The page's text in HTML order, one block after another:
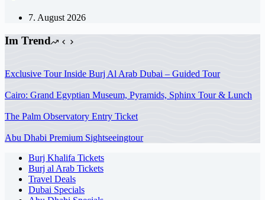
7. August 2026
Im Trend
Exclusive Tour Inside Burj Al Arab Dubai – Guided Tour
Cairo: Grand Egyptian Museum, Pyramids, Sphinx Tour & Lunch
The Palm Observatory Entry Ticket
Abu Dhabi Premium Sightseeingtour
Burj Khalifa Tickets
Burj al Arab Tickets
Travel Deals
Dubai Specials